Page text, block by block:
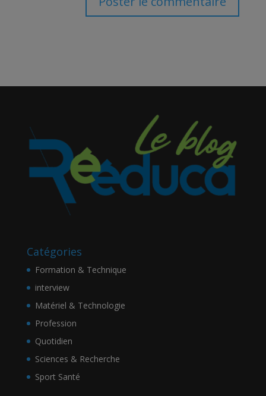
Catégories
Formation & Technique
interview
Matériel & Technologie
Profession
Quotidien
Sciences & Recherche
Sport Santé